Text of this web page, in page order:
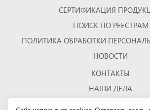
СЕРТИФИКАЦИЯ
ПОИСК ПО РЕЕСТРАМ
ПОЛИТИКА ОБРАБОТКИ
НОВОСТИ
КОНТАКТЫ
НАШИ ДЕЛА